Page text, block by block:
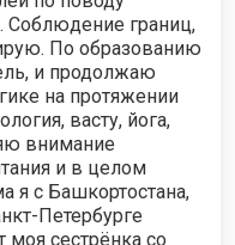
Соблюдение границ,
По образованию
и продолжаю
на протяжении
васту, йога,
внимание
и в целом
я с Башкортостана,
Петербурге
моя сестрёнка со